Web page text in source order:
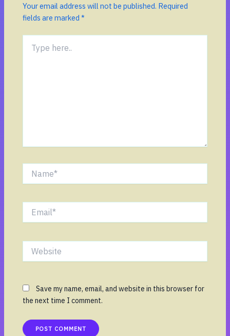
Your email address will not be published. Required
fields are marked*
here..
Save my name, email, and website in this browser for
the next time I comment.